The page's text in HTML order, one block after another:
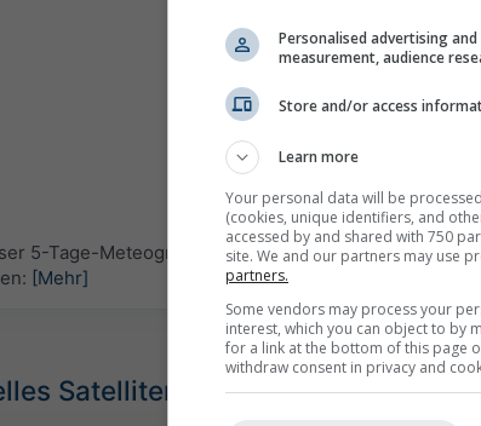
5-Tage-Meteogramm für 46.52°N 7.75°O bietet alle
[Mehr]
Satellitenbild
Personalised advertising
measurement, audience
Store and/or access
Learn more
Your personal data will be
(cookies, unique identifiers, and
accessed by and shared with 750
site. We and our partners may use
partners.
Some vendors may process your
interest, which you can object to by
for a link at the bottom of this page
withdraw consent in privacy and